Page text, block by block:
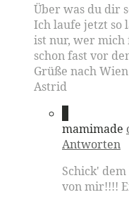
Über was du dir
Ich laufe jetzt so
ist nur, wer
schon fast vor
Grüße nach
Astrid
mamimade
Antworten
Schick'
von mir!!!!